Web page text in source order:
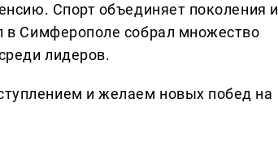
Спорт объединяет поколения и
в Симферополе собрал множество
лидеров.
и желаем новых побед на